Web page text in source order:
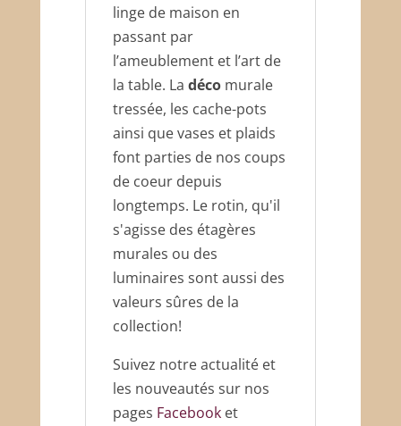
linge de maison en
passant par
l’ameublement et l’art de
la table. La décomurale
tressée, les cache-pots
ainsi que vases et plaids
font parties de nos coups
de coeur depuis
longtemps. Le rotin, qu'il
s'agisse des étagères
murales ou des
luminaires sont aussi des
valeurs sûres de la
collection!
Suivez notre actualité et
les nouveautés sur nos
pages Facebooket